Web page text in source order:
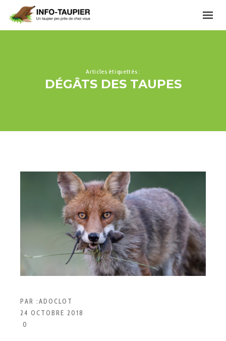
Articles étiquettés :
DÉGÂTS DES TAUPES
PAR :ADOCLOT
24 OCTOBRE 2018
0